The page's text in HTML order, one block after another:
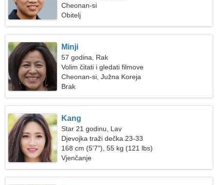
Cheonan-si
Obitelj
Minji
57 godina, Rak
Volim čitati i gledati filmove
Cheonan-si, Južna Koreja
Brak
Kang
Star 21 godinu, Lav
Djevojka traži dečka 23-33
168 cm (5'7"), 55 kg (121 lbs)
Vjenčanje